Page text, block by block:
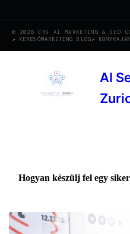
© 2026 CRS AI MARKETING & SEO
KERESŐMARKETING BLOG
AI
Hogyan készülj fel egy